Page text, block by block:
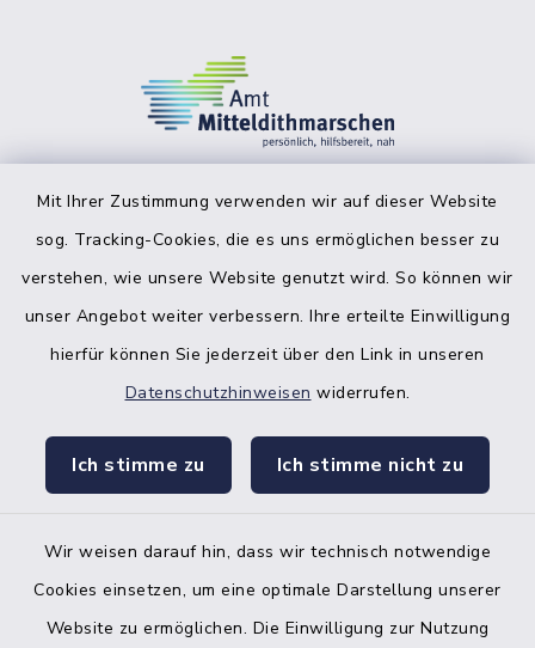
Mit Ihrer Zustimmung verwenden wir auf dieser Website
sog. Tracking-Cookies, die es uns ermöglichen besser zu
verstehen, wie unsere Website genutzt wird. So können wir
unser Angebot weiter verbessern. Ihre erteilte Einwilligung
hierfür können Sie jederzeit über den Link in unseren
Datenschutzhinweisen widerrufen.
Ich stimme zu Ich stimme nicht zu
Wir weisen darauf hin, dass wir technisch notwendige
Cookies einsetzen, um eine optimale Darstellung unserer
Website zu ermöglichen. Die Einwilligung zur Nutzung
facebook
Bankverbindung der Amtskasse
Kontakt
Datenschutz